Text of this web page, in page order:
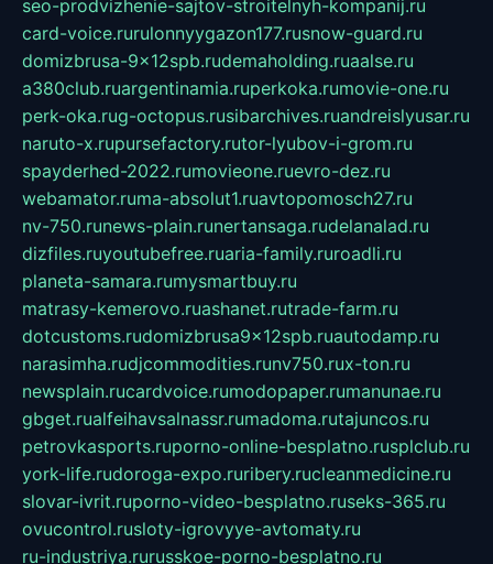
seo-prodvizhenie-sajtov-stroitelnyh-kompanij.ru
card-voice.rurulonnyygazon177.rusnow-guard.ru
domizbrusa-9x12spb.rudemaholding.ruaalse.ru
a380club.ruargentinamia.ruperkoka.rumovie-one.ru
perk-oka.rug-octopus.rusibarchives.ruandreislyusar.ru
naruto-x.rupursefactory.rutor-lyubov-i-grom.ru
spayderhed-2022.rumovieone.ruevro-dez.ru
webamator.ruma-absolut1.ruavtopomosch27.ru
nv-750.runews-plain.runertansaga.rudelanalad.ru
dizfiles.ruyoutubefree.ruaria-family.ruroadli.ru
planeta-samara.rumysmartbuy.ru
matrasy-kemerovo.ruashanet.rutrade-farm.ru
dotcustoms.rudomizbrusa9x12spb.ruautodamp.ru
narasimha.rudjcommodities.runv750.rux-ton.ru
newsplain.rucardvoice.rumodopaper.rumanunae.ru
gbget.rualfeihavsalnassr.rumadoma.rutajuncos.ru
petrovkasports.ruporno-online-besplatno.rusplclub.ru
york-life.rudoroga-expo.ruribery.rucleanmedicine.ru
slovar-ivrit.ruporno-video-besplatno.ruseks-365.ru
ovucontrol.rusloty-igrovyye-avtomaty.ru
ru-industriya.rurusskoe-porno-besplatno.ru